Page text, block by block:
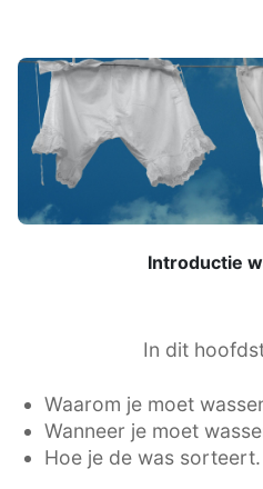
Introductie
In dit
Waarom je moet
Wanneer je moet
Hoe je de was sorteert.